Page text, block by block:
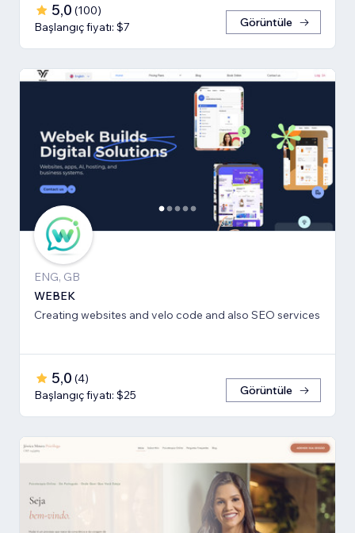
5,0 (100)
Başlangıç fiyatı: $7
Görüntüle
ENG, GB
WEBEK
Creating websites and velo code and also SEO services
5,0 (4)
Başlangıç fiyatı: $25
Görüntüle